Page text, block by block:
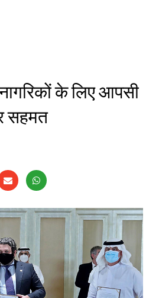
के लिए आपसी
सहमत